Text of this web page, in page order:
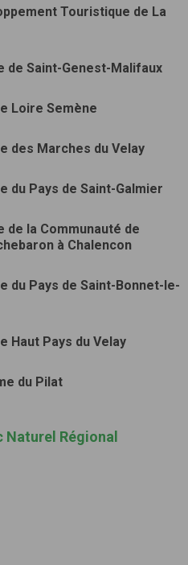
Touristique de La
de Saint-Genest-Malifaux
Loire Semène
des Marches du Velay
du Pays de Saint-Galmier
de la Communauté de
à Chalencon
du Pays de Saint-Bonnet-le-
Haut Pays du Velay
du Pilat
Régional